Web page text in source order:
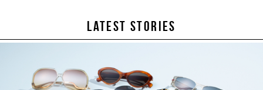
LATEST STORIES